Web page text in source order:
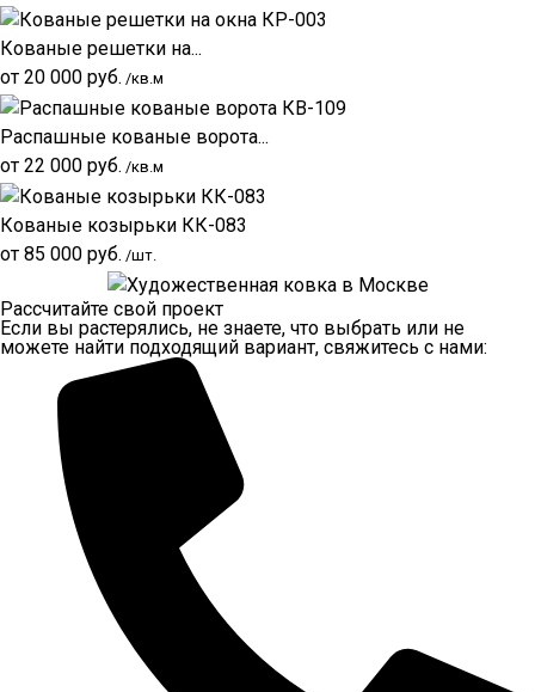
Кованые решетки на...
от 20 000 руб. /кв.м
Распашные кованые ворота...
от 22 000 руб. /кв.м
Кованые козырьки КК-083
от 85 000 руб. /шт.
Рассчитайте свой проект
Если вы растерялись, не знаете, что выбрать или не
можете найти подходящий вариант, свяжитесь с нами: